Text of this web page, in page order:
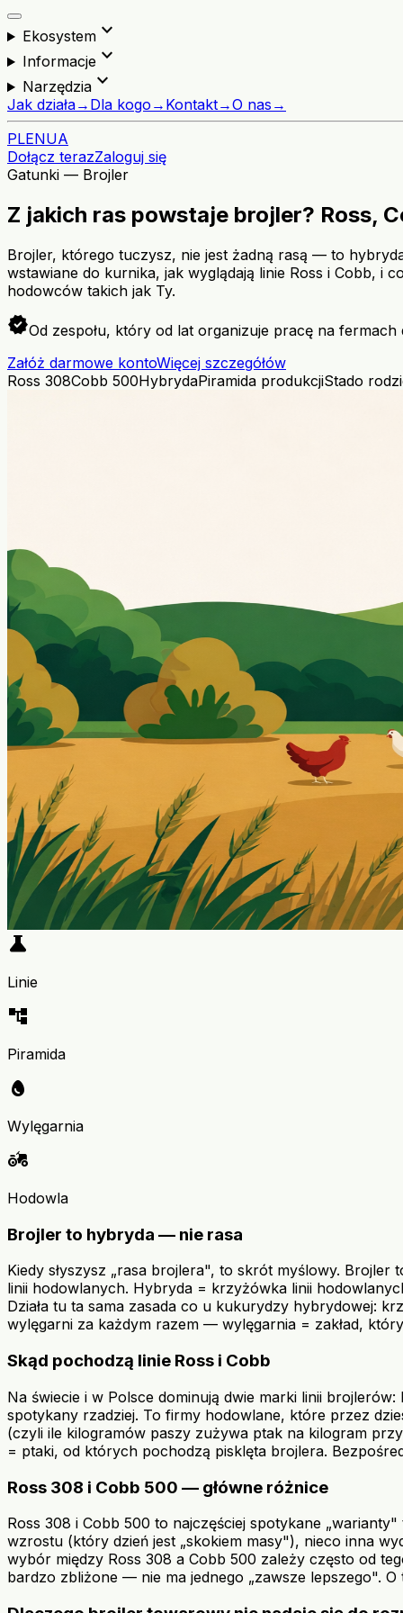
Ekosystemexpand_more
Informacjeexpand_more
Narzędziaexpand_more
Jak działa→ Dla kogo → Kontakt→O nas →
PLENUA
Dołącz terazZaloguj się
Gatunki — Brojler
Z jakich ras powstaje brojler? Ross,
Brojler, którego tuczysz, nie jest żadną rasą — to
wstawiane do kurnika, jak wyglądają linie Ross i Cobb, i
hodowców takich jak Ty.
verifiedOd zespołu, który od lat organizuje pracę na fermach
Załóż darmowe kontoWięcej szczegółów
Ross 308Cobb 500HybrydaPiramida produkcjiStado
science
Linie
account_tree
Piramida
egg
Wylęgarnia
agriculture
Hodowla
Brojler to hybryda — nie rasa
Kiedy słyszysz „rasa brojlera", to skrót myślowy.
linii hodowlanych. Hybryda = krzyżówka linii
Działa tu ta sama zasada co u kukurydzy hybrydowej:
wylęgarni za każdym razem — wylęgarnia = zakład,
Skąd pochodzą linie Ross i Cobb
Na świecie i w Polsce dominują dwie marki linii
spotykany rzadziej. To firmy hodowlane, które przez
(czyli ile kilogramów paszy zużywa ptak na kilogram
= ptaki, od których pochodzą pisklęta brojlera.
Ross 308 i Cobb 500 — główne różnice
Ross 308 i Cobb 500 to najczęściej spotykane
wzrostu (który dzień jest „skokiem masy"), nieco inna
wybór między Ross 308 a Cobb 500 zależy często od
bardzo zbliżone — nie ma jednego „zawsze lepszego".